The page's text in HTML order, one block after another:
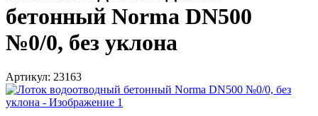
бетонный Norma DN500
№0/0, без уклона
Артикул: 23163